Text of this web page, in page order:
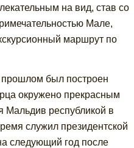
на вид, став со
Мале,
маршрут по
был построен
окружено прекрасным
Мальдив республикой в
служил президентской
следующий год после